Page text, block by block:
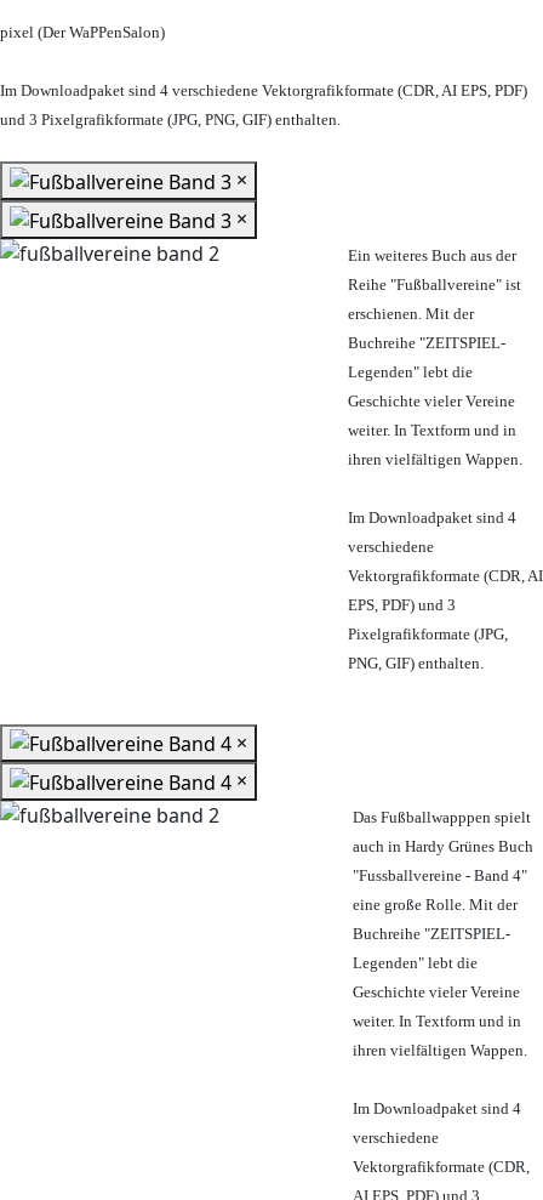
pixel (Der WaPPenSalon)
Im Downloadpaket sind 4 verschiedene Vektorgrafikformate (CDR, AI EPS, PDF)
und 3 Pixelgrafikformate (JPG, PNG, GIF) enthalten.
×
×
Ein weiteres Buch aus der
Reihe "Fußballvereine" ist
erschienen. Mit der
Buchreihe "ZEITSPIEL-
Legenden" lebt die
Geschichte vieler Vereine
weiter. In Textform und in
ihren vielfältigen Wappen.
Im Downloadpaket sind 4
verschiedene
Vektorgrafikformate (CDR, AI
EPS, PDF) und 3
Pixelgrafikformate (JPG,
PNG, GIF) enthalten.
×
×
Das Fußballwapppen spielt
auch in Hardy Grünes Buch
"Fussballvereine - Band 4"
eine große Rolle. Mit der
Buchreihe "ZEITSPIEL-
Legenden" lebt die
Geschichte vieler Vereine
weiter. In Textform und in
ihren vielfältigen Wappen.
Im Downloadpaket sind 4
verschiedene
Vektorgrafikformate (CDR,
AI EPS, PDF) und 3